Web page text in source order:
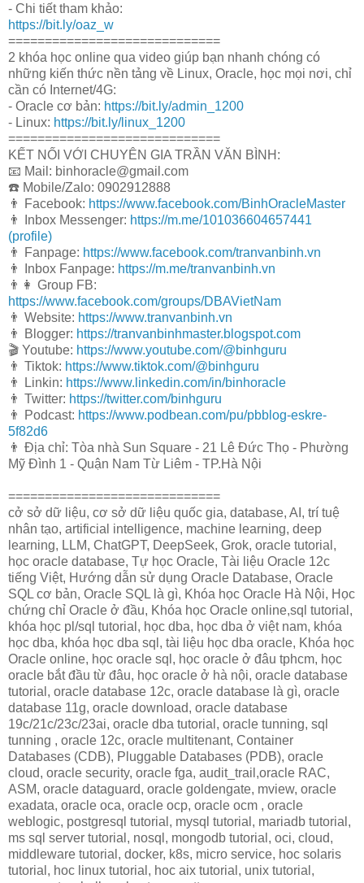
- Chi tiết tham khảo:
https://bit.ly/oaz_w
=============================
2 khóa học online qua video giúp bạn nhanh chóng có
những kiến thức nền tảng về Linux, Oracle, học mọi nơi, chỉ
cần có Internet/4G:
- Oracle cơ bản: https://bit.ly/admin_1200
- Linux: https://bit.ly/linux_1200
=============================
KẾT NỐI VỚI CHUYÊN GIA TRẦN VĂN BÌNH:
📧 Mail: binhoracle@gmail.com
☎️ Mobile/Zalo: 0902912888
👨 Facebook: https://www.facebook.com/BinhOracleMaster
👨 Inbox Messenger: https://m.me/101036604657441
(profile)
👨 Fanpage: https://www.facebook.com/tranvanbinh.vn
👨 Inbox Fanpage: https://m.me/tranvanbinh.vn
👨👩 Group FB:
https://www.facebook.com/groups/DBAVietNam
👨 Website: https://www.tranvanbinh.vn
👨 Blogger: https://tranvanbinhmaster.blogspot.com
🎬 Youtube: https://www.youtube.com/@binhguru
👨 Tiktok: https://www.tiktok.com/@binhguru
👨 Linkin: https://www.linkedin.com/in/binhoracle
👨 Twitter: https://twitter.com/binhguru
👨 Podcast: https://www.podbean.com/pu/pbblog-eskre-
5f82d6
👨 Địa chỉ: Tòa nhà Sun Square - 21 Lê Đức Thọ - Phường
Mỹ Đình 1 - Quận Nam Từ Liêm - TP.Hà Nội
=============================
cở sở dữ liệu, cơ sở dữ liệu quốc gia, database, AI, trí tuệ
nhân tạo, artificial intelligence, machine learning, deep
learning, LLM, ChatGPT, DeepSeek, Grok, oracle tutorial,
học oracle database, Tự học Oracle, Tài liệu Oracle 12c
tiếng Việt, Hướng dẫn sử dụng Oracle Database, Oracle
SQL cơ bản, Oracle SQL là gì, Khóa học Oracle Hà Nội, Học
chứng chỉ Oracle ở đầu, Khóa học Oracle online,sql tutorial,
khóa học pl/sql tutorial, học dba, học dba ở việt nam, khóa
học dba, khóa học dba sql, tài liệu học dba oracle, Khóa học
Oracle online, học oracle sql, học oracle ở đâu tphcm, học
oracle bắt đầu từ đâu, học oracle ở hà nội, oracle database
tutorial, oracle database 12c, oracle database là gì, oracle
database 11g, oracle download, oracle database
19c/21c/23c/23ai, oracle dba tutorial, oracle tunning, sql
tunning , oracle 12c, oracle multitenant, Container
Databases (CDB), Pluggable Databases (PDB), oracle
cloud, oracle security, oracle fga, audit_trail,oracle RAC,
ASM, oracle dataguard, oracle goldengate, mview, oracle
exadata, oracle oca, oracle ocp, oracle ocm , oracle
weblogic, postgresql tutorial, mysql tutorial, mariadb tutorial,
ms sql server tutorial, nosql, mongodb tutorial, oci, cloud,
middleware tutorial, docker, k8s, micro service, hoc solaris
tutorial, hoc linux tutorial, hoc aix tutorial, unix tutorial,